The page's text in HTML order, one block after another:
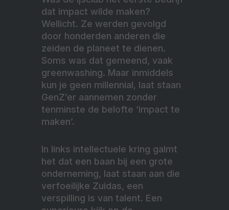
dat impact wilde maken?
Wellicht. Ze werden gevolgd
door honderden anderen die
zeiden de planeet te dienen.
Soms was dat gemeend, vaak
greenwashing. Maar inmiddels
kun je geen millennial, laat staan
GenZ’er aannemen zonder
tenminste de belofte ‘impact te
maken’.
In links intellectuele kring galmt
het dat een baan bij een grote
onderneming, laat staan aan die
verfoeilijke Zuidas, een
verspilling is van talent. Een